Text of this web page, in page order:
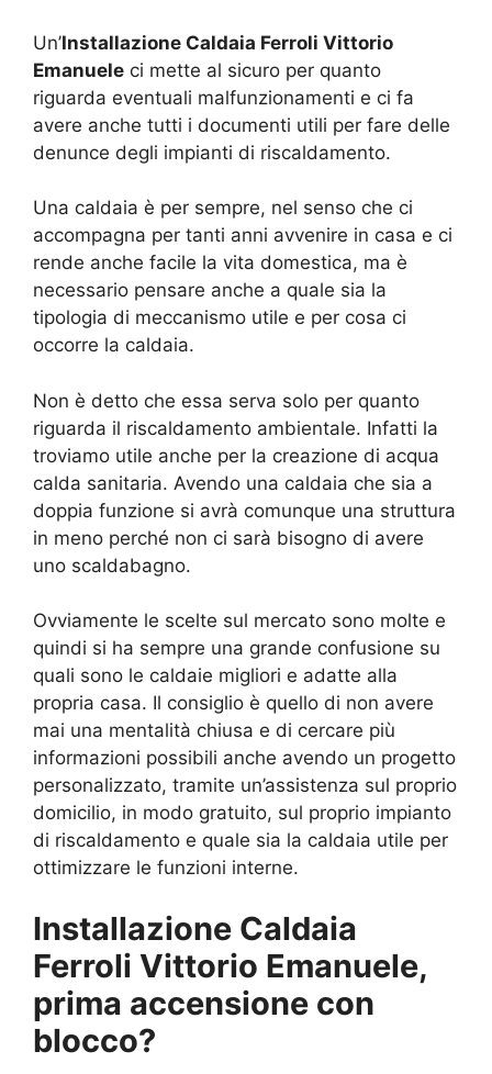
Un’Installazione Caldaia Ferroli Vittorio
Emanuele ci mette al sicuro per quanto
riguarda eventuali malfunzionamenti e ci fa
avere anche tutti i documenti utili per fare delle
denunce degli impianti di riscaldamento.
Una caldaia è per sempre, nel senso che ci
accompagna per tanti anni avvenire in casa e ci
rende anche facile la vita domestica, ma è
necessario pensare anche a quale sia la
tipologia di meccanismo utile e per cosa ci
occorre la caldaia.
Non è detto che essa serva solo per quanto
riguarda il riscaldamento ambientale. Infatti la
troviamo utile anche per la creazione di acqua
calda sanitaria. Avendo una caldaia che sia a
doppia funzione si avrà comunque una struttura
in meno perché non ci sarà bisogno di avere
uno scaldabagno.
Ovviamente le scelte sul mercato sono molte e
quindi si ha sempre una grande confusione su
quali sono le caldaie migliori e adatte alla
propria casa. Il consiglio è quello di non avere
mai una mentalità chiusa e di cercare più
informazioni possibili anche avendo un progetto
personalizzato, tramite un’assistenza sul proprio
domicilio, in modo gratuito, sul proprio impianto
di riscaldamento e quale sia la caldaia utile per
ottimizzare le funzioni interne.
Installazione Caldaia
Ferroli Vittorio Emanuele,
prima accensione con
blocco?